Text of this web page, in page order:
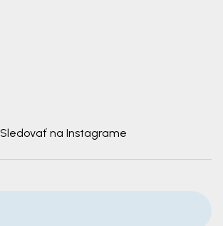
Sledovať na Instagrame